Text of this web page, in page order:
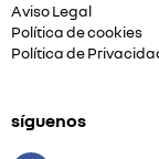
Aviso Legal
Política de cookies
Política de
síguenos